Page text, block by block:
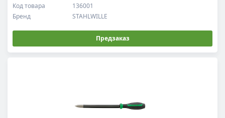
Код товара 136001
Бренд STAHLWILLE
Предзаказ